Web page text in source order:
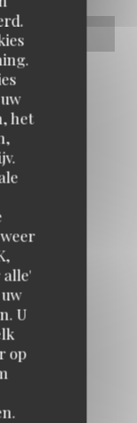
het
alle'
U
op